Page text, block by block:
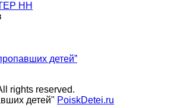
НН
детей”
rights reserved.
детей" PoiskDetei.ru